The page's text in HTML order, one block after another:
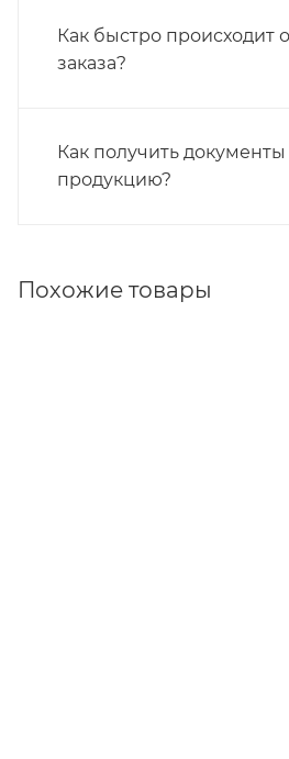
Как быстро происходит
заказа?
Как получить документы
продукцию?
Похожие товары